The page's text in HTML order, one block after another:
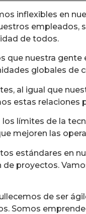
inflexibles en
empleados,
de todos.
que nuestra gente
globales de
al igual que
estas relaciones
límites de la
mejoren las
estándares en
proyectos.
de ser
Somos